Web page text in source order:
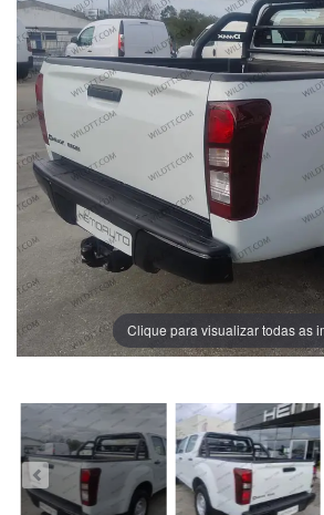
Clique para visualizar todas as